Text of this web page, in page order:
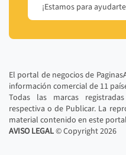
¡Estamos para
El portal de negocios de
información comercial de 11
Todas las marcas
respectiva o de Publicar. La
material contenido en este
AVISO LEGAL© Copyright2026